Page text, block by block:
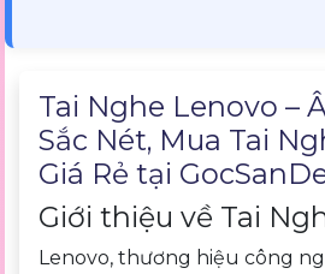
Tai Nghe Lenovo –
Sắc Nét, Mua Tai
Giá Rẻ tại
Giới thiệu về Tai
Lenovo, thương hiệu công